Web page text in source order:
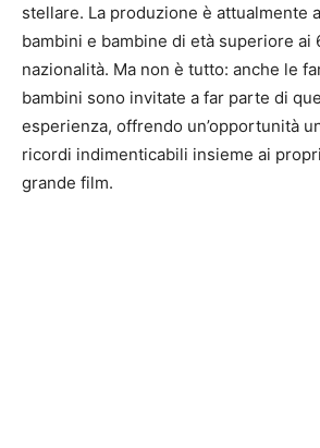
stellare. La produzione è attualmente
bambini e bambine di età superiore ai
nazionalità. Ma non è tutto: anche le
bambini sono invitate a far parte di
esperienza, offrendo un’opportunità
ricordi indimenticabili insieme ai
grande film.